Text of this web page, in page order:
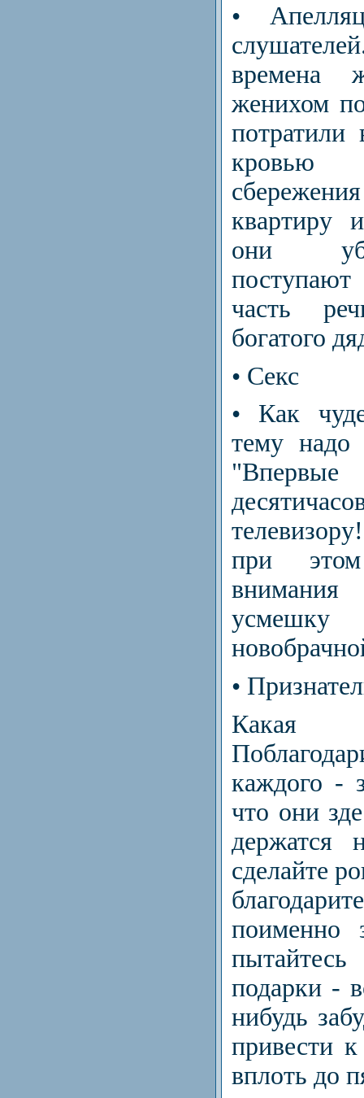
•
времена
женихом
кровью
квартиру
они
часть
богатого
• Секс
• Как
тему надо
при
•
Какая
каждого -
что они
сделайте
поименно
подарки -
нибудь
привести
вплоть до